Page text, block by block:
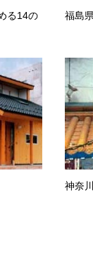
る14の
福島県
神奈